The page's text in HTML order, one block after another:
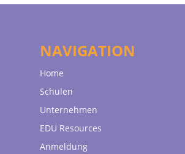
NAVIGATION
Home
Schulen
Unternehmen
EDU Resources
Anmeldung